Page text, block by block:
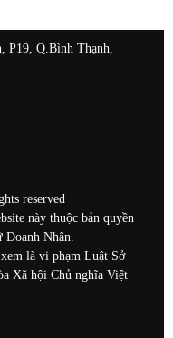
P19, Q.Bình Thạnh,
reserved
này thuộc bản quyền
Nhân.
là vi phạm Luật Sở
Xã hội Chủ nghĩa Việt